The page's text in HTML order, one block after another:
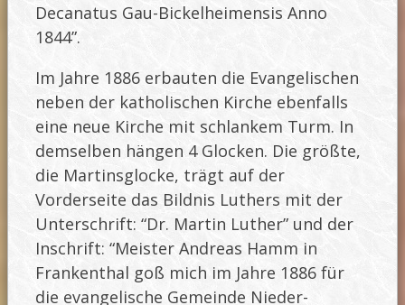
Decanatus Gau-Bickelheimensis Anno
1844”.
Im Jahre 1886 erbauten die Evangelischen
neben der katholischen Kirche ebenfalls
eine neue Kirche mit schlankem Turm. In
demselben hängen 4 Glocken. Die größte,
die Martinsglocke, trägt auf der
Vorderseite das Bildnis Luthers mit der
Unterschrift: “Dr. Martin Luther” und der
Inschrift: “Meister Andreas Hamm in
Frankenthal goß mich im Jahre 1886 für
die evangelische Gemeinde Nieder-